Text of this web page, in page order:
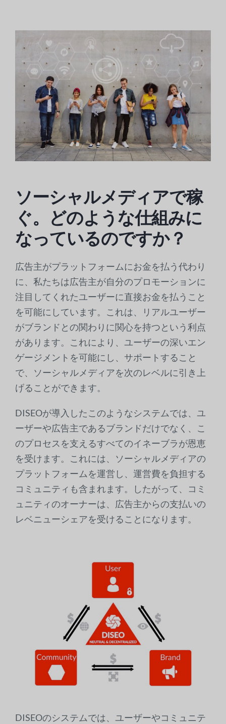
ソーシャルメディアで稼
ぐ。どのような仕組みに
なっているのですか？
広告主がプラットフォームにお金を払う代わり
に、私たちは広告主が自分のプロモーションに
注目してくれたユーザーに直接お金を払うこと
を可能にしています。これは、リアルユーザー
がブランドとの関わりに関心を持つという利点
があります。これにより、ユーザーの深いエン
ゲージメントを可能にし、サポートすること
で、ソーシャルメディアを次のレベルに引き上
げることができます。
DISEOが導入したこのようなシステムでは、ユ
ーザーや広告主であるブランドだけでなく、こ
のプロセスを支えるすべてのイネーブラが恩恵
を受けます。これには、ソーシャルメディアの
プラットフォームを運営し、運営費を負担する
コミュニティも含まれます。したがって、コミ
ュニティのオーナーは、広告主からの支払いの
レベニューシェアを受けることになります。
DISEOのシステムでは、ユーザーやコミュニテ